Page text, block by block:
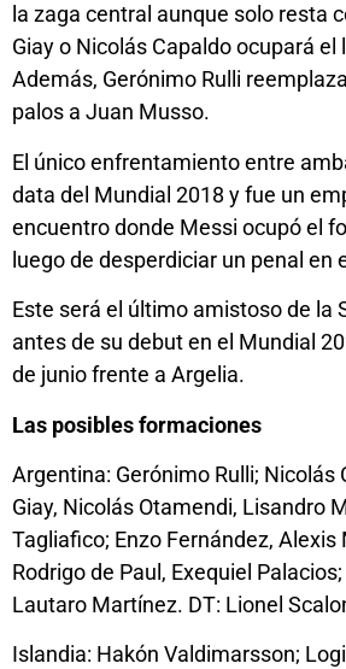
la zaga central aunque solo resta
Giay o Nicolás Capaldo ocupará el
Además, Gerónimo Rulli
palos a Juan Musso.
El único enfrentamiento entre
data del Mundial 2018 y fue un
encuentro donde Messi ocupó el
luego de desperdiciar un penal en
Este será el último amistoso de la
antes de su debut en el Mundial
de junio frente a Argelia.
Las posibles formaciones
Argentina: Gerónimo Rulli; Nicolás
Giay, Nicolás Otamendi, Lisandro
Tagliafico; Enzo Fernández, Alexis
Rodrigo de Paul, Exequiel
Lautaro Martínez. DT: Lionel
Islandia: Hakón Valdimarsson;